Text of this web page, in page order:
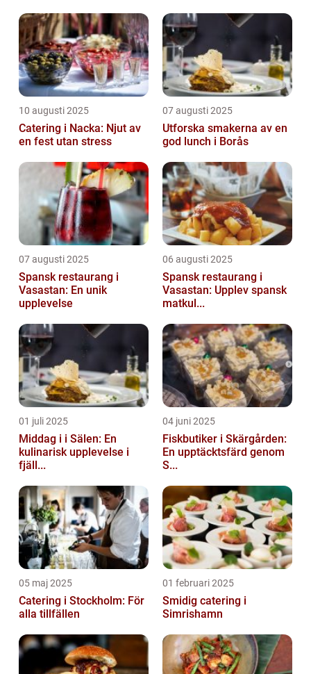
10 augusti 2025
Catering i Nacka: Njut av
en fest utan stress
07 augusti 2025
Utforska smakerna av en
god lunch i Borås
07 augusti 2025
Spansk restaurang i
Vasastan: En unik
upplevelse
06 augusti 2025
Spansk restaurang i
Vasastan: Upplev spansk
matkul...
01 juli 2025
Middag i i Sälen: En
kulinarisk upplevelse i
fjäll...
04 juni 2025
Fiskbutiker i Skärgården:
En upptäcktsfärd genom
S...
05 maj 2025
Catering i Stockholm: För
alla tillfällen
01 februari 2025
Smidig catering i
Simrishamn